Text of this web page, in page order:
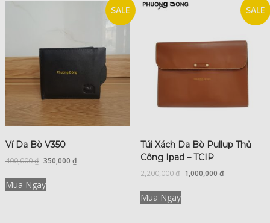
SALE
Ví Da Bò V350
400,000₫ 350,000 ₫
Mua Ngay
SALE
Túi Xách Da Bò Pullup Thủ
Công Ipad – TCIP
2,200,000₫ 1,000,000 ₫
Mua Ngay